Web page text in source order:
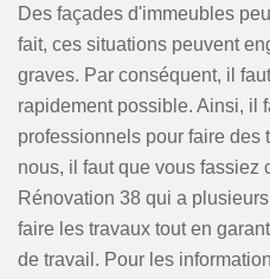
Des façades d'immeubles
fait, ces situations peuvent
graves. Par conséquent, il
rapidement possible. Ainsi, il
professionnels pour faire des
nous, il faut que vous fassiez
Rénovation 38 qui a
faire les travaux tout en
de travail. Pour les